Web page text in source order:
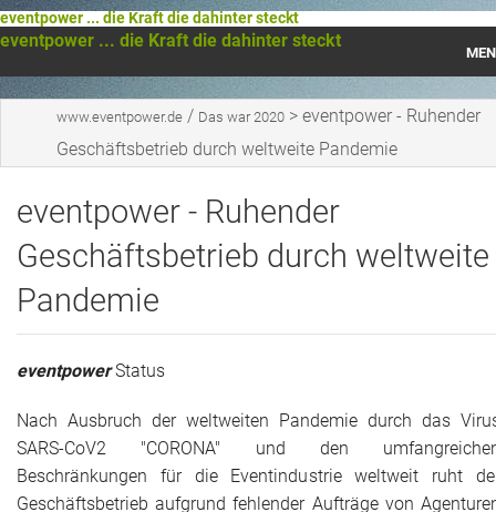
eventpower ... die Kraft die dahinter steckt
eventpower ... die Kraft die dahinter steckt
Startseite
Das war 2023
Das war 2021
Das war 2020
Das war 2019
Das war 2018
Das war 2017
Das war 2016
www.eventpower.de / Das war 2020 > eventpower - Ruhender
Geschäftsbetrieb durch weltweite Pandemie
eventpower - Ruhender
Geschäftsbetrieb durch weltweite
Pandemie
eventpowerStatus
Nach Ausbruch der weltweiten Pandemie durch das
SARS-CoV2 "CORONA" und den
Beschränkungen für die Eventindustrie weltweit ruht
Geschäftsbetrieb aufgrund fehlender Aufträge von